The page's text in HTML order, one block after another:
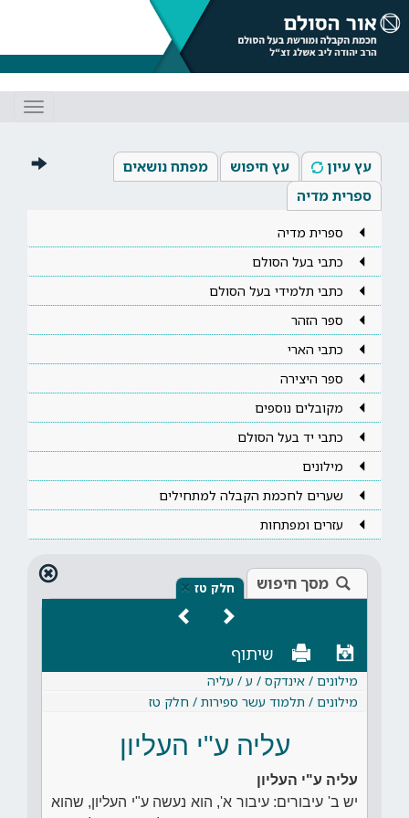
עץ עיון עץ חיפוש
מפתח נושאים
ספרית מדיה
ספרית מדיה
כתבי בעל הסולם
כתבי תלמידי בעל הסולם
ספר הזהר
כתבי הארי
ספר היצירה
מקובלים נוספים
כתבי יד בעל הסולם
מילונים
שערים לחכמת הקבלה למתחילים
עזרים ומפתחות
מסך חיפוש חלק טז ×
שיתוף
מילונים / אינדקס / ע / עליה
מילונים / תלמוד עשר ספירות / חלק טז
עליה ע"י העליון
עליה ע"י העליון
יש ב' עיבורים: עיבור א', הוא נעשה ע"י העליון, שהוא